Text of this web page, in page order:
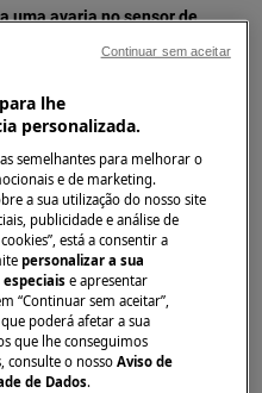
uma avaria no sensor de
o fluxo de água,
não satisfatórios da
os regularmente.
sobre limpeza
do utilizador
lhe
personalizada.
semelhantes para melhorar o
e de marketing.
a sua utilização do nosso site
publicidade e análise de
está a consentir a
personalizar a sua
especiaise apresentar
“Continuar sem aceitar”,
poderá afetar a sua
que lhe conseguimos
consulte o nossoAviso de
de Dados.
Continuar sem aceitar